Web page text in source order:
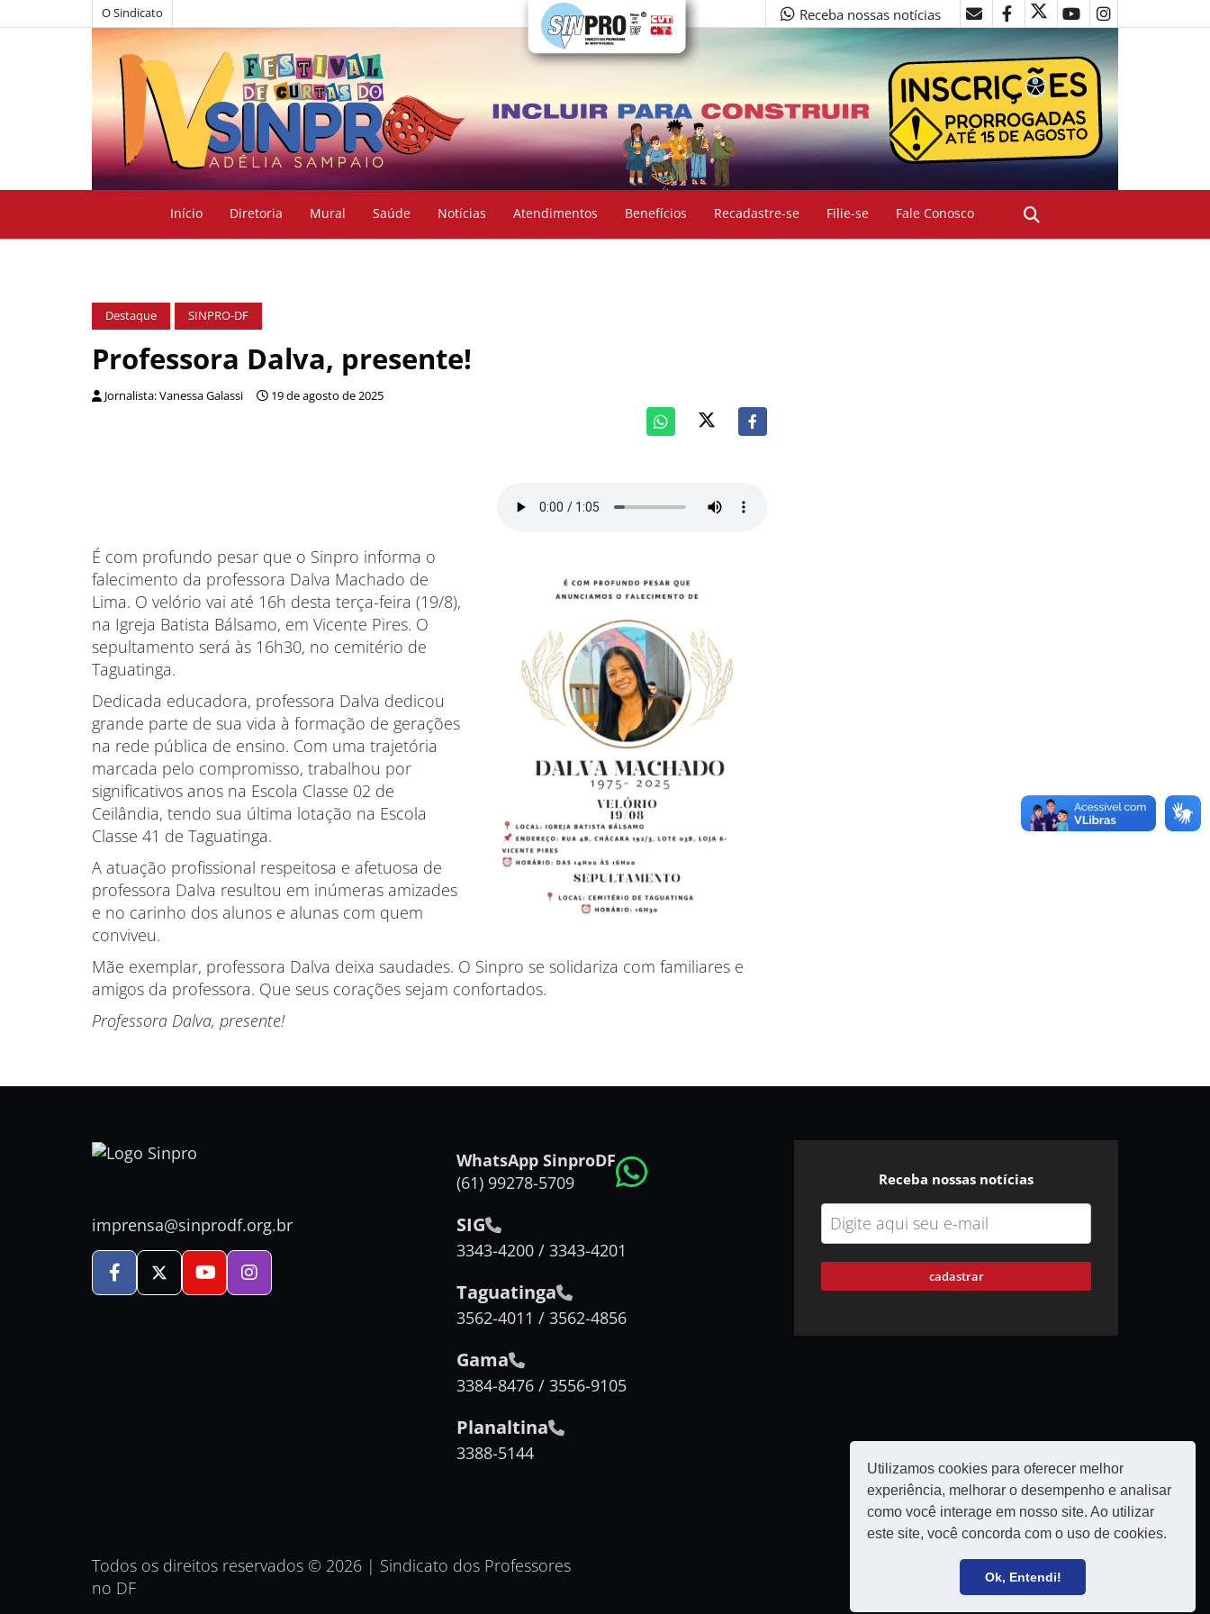
Utilizamos cookies para oferecer melhor
experiência, melhorar o desempenho e analisar
como você interage em nosso site. Ao utilizar
este site, você concorda com o uso de cookies.
Ok, Entendi!
O Sindicato Receba nossas notícias
Início Diretoria Mural Saúde Notícias Atendimentos Benefícios Recadastre-se Filie-se Fale Conosco
Destaque SINPRO-DF
Professora Dalva, presente!
Jornalista: Vanessa Galassi 19 de agosto de 2025
É com profundo pesar que o Sinpro informa o
falecimento da professora Dalva Machado de
Lima. O velório vai até 16h desta terça-feira (19/8),
na Igreja Batista Bálsamo, em Vicente Pires. O
sepultamento será às 16h30, no cemitério de
Taguatinga.
Dedicada educadora, professora Dalva dedicou
grande parte de sua vida à formação de gerações
na rede pública de ensino. Com uma trajetória
marcada pelo compromisso, trabalhou por
significativos anos na Escola Classe 02 de
Ceilândia, tendo sua última lotação na Escola
Classe 41 de Taguatinga.
A atuação profissional respeitosa e afetuosa de
professora Dalva resultou em inúmeras amizades
e no carinho dos alunos e alunas com quem
conviveu.
Mãe exemplar, professora Dalva deixa saudades. O Sinpro se solidariza com familiares e
amigos da professora. Que seus corações sejam confortados.
Professora Dalva, presente!
imprensa@sinprodf.org.br
WhatsApp SinproDF
(61) 99278-5709
SIG
3343-4200 / 3343-4201
Taguatinga
3562-4011 / 3562-4856
Gama
3384-8476 / 3556-9105
Planaltina
3388-5144
Receba nossas notícias
cadastrar
Política de privacidade Filie-se
Todos os direitos reservados © 2026 | Sindicato dos Professores
no DF